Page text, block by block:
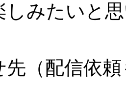
しみたいと
（配信依